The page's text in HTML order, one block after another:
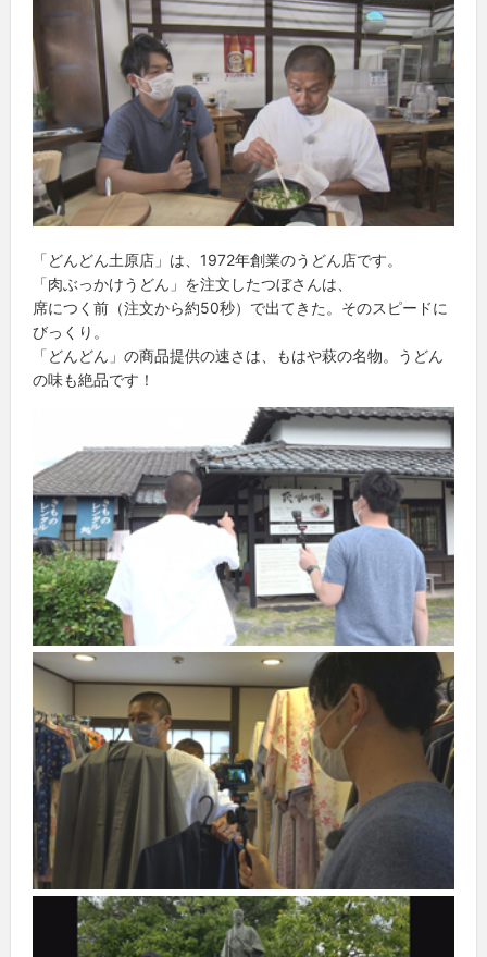
「どんどん土原店」は、1972年創業のうどん店です。
「肉ぶっかけうどん」を注文したつぼさんは、
席につく前（注文から約50秒）で出てきた。そのスピードに
びっくり。
「どんどん」の商品提供の速さは、もはや萩の名物。うどん
の味も絶品です！